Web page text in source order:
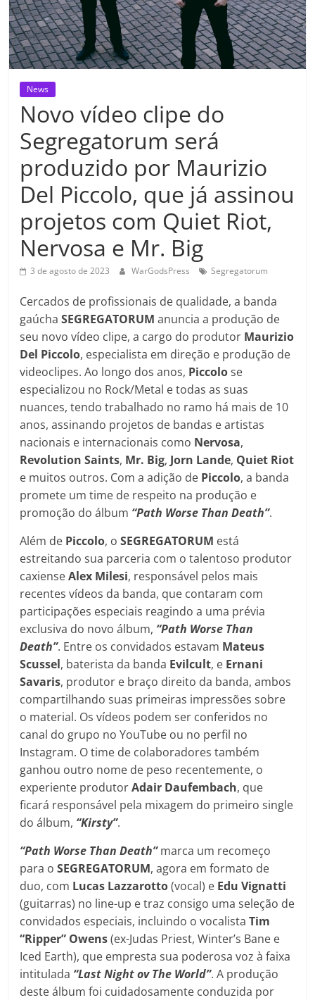
News
Novo vídeo clipe do
Segregatorum será
produzido por Maurizio
Del Piccolo, que já assinou
projetos com Quiet Riot,
Nervosa e Mr. Big
3 de agosto de 2023 WarGodsPress Segregatorum
Cercados de profissionais de qualidade, a banda
gaúchaSEGREGATORUManuncia a produção de
seu novo vídeo clipe, a cargo do produtor Maurizio
Del Piccolo, especialista em direção e produção de
videoclipes. Ao longo dos anos, Piccolose
especializou no Rock/Metal e todas as suas
nuances, tendo trabalhado no ramo há mais de 10
anos, assinando projetos de bandas e artistas
nacionais e internacionais como Nervosa,
Revolution Saints, Mr. Big, Jorn Lande, Quiet Riot
e muitos outros. Com a adição de Piccolo, a banda
promete um time de respeito na produção e
promoção do álbum “Path Worse Than Death”.
Além de Piccolo, oSEGREGATORUM está
estreitando sua parceria com o talentoso produtor
caxienseAlex Milesi, responsável pelos mais
recentes vídeos da banda, que contaram com
participações especiais reagindo a uma prévia
exclusiva do novo álbum, “Path Worse Than
Death”. Entre os convidados estavam Mateus
Scussel, baterista da banda Evilcult, e Ernani
Savaris, produtor e braço direito da banda, ambos
compartilhando suas primeiras impressões sobre
o material. Os vídeos podem ser conferidos no
canal do grupo no YouTube ou no perfil no
Instagram. O time de colaboradores também
ganhou outro nome de peso recentemente, o
experiente produtorAdair Daufembach, que
ficará responsável pela mixagem do primeiro single
do álbum, “Kirsty”.
“Path Worse Than Death”marca um recomeço
para oSEGREGATORUM, agora em formato de
duo, com Lucas Lazzarotto(vocal) e Edu Vignatti
(guitarras) no line-up e traz consigo uma seleção de
convidados especiais, incluindo o vocalistaTim
“Ripper” Owens(ex-Judas Priest, Winter’s Bane e
Iced Earth), que empresta sua poderosa voz à faixa
intitulada “Last Night ov The World”. A produção
deste álbum foi cuidadosamente conduzida por